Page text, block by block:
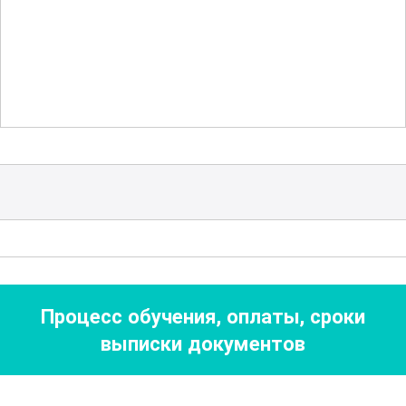
работать над собственными проектами,
мышление.
Кроме того, курс предлагает множество
полезных советов и лайфхаков,
которые помогут вам избежать
Процесс обучения, оплаты, сроки
выписки документов